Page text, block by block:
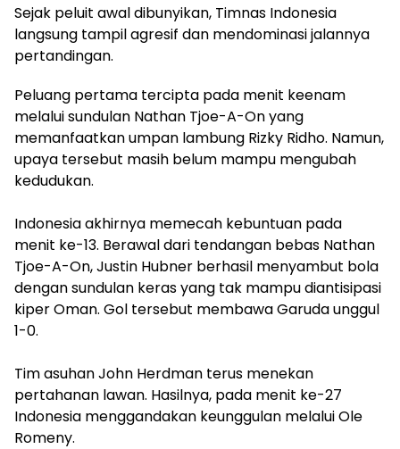
‎Sejak peluit awal dibunyikan, Timnas Indonesia
langsung tampil agresif dan mendominasi jalannya
pertandingan.
Peluang pertama tercipta pada menit keenam
melalui sundulan Nathan Tjoe-A-On yang
memanfaatkan umpan lambung Rizky Ridho. Namun,
upaya tersebut masih belum mampu mengubah
kedudukan.
‎Indonesia akhirnya memecah kebuntuan pada
menit ke-13. Berawal dari tendangan bebas Nathan
Tjoe-A-On, Justin Hubner berhasil menyambut bola
dengan sundulan keras yang tak mampu diantisipasi
kiper Oman. Gol tersebut membawa Garuda unggul
1-0.
‎Tim asuhan John Herdman terus menekan
pertahanan lawan. Hasilnya, pada menit ke-27
Indonesia menggandakan keunggulan melalui Ole
Romeny.